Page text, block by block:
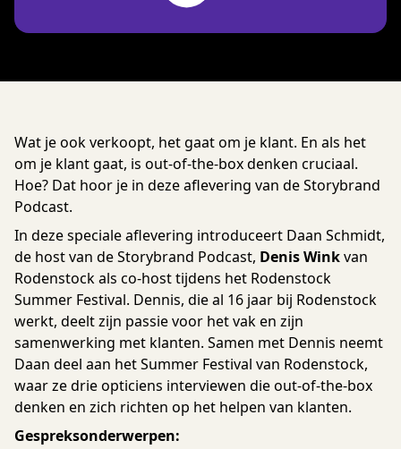
Wat je ook verkoopt, het gaat om je klant. En als het
om je klant gaat, is out-of-the-box denken cruciaal.
Hoe? Dat hoor je in deze aflevering van de Storybrand
Podcast.
In deze speciale aflevering introduceert Daan Schmidt,
de host van de Storybrand Podcast, Denis Winkvan
Rodenstock als co-host tijdens het Rodenstock
Summer Festival. Dennis, die al 16 jaar bij Rodenstock
werkt, deelt zijn passie voor het vak en zijn
samenwerking met klanten. Samen met Dennis neemt
Daan deel aan het Summer Festival van Rodenstock,
waar ze drie opticiens interviewen die out-of-the-box
denken en zich richten op het helpen van klanten.
Gespreksonderwerpen: